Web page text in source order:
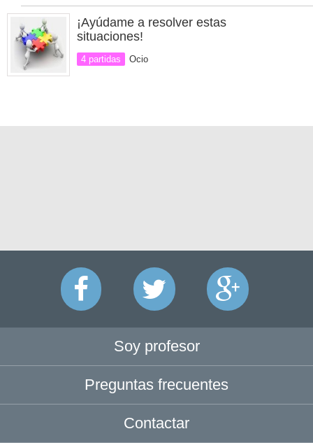
¡Ayúdame a resolver estas
situaciones!
4 partidas Ocio
Soy profesor
Preguntas frecuentes
Contactar